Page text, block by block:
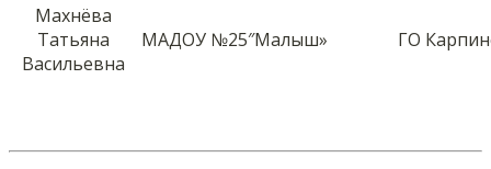
Махнёва
Татьяна
Васильевна
МАДОУ №25″Малыш» ГО